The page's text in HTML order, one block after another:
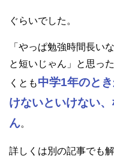
ぐらいでした。
「やっぱ勉強時間長い
と短いじゃん」と思っ
くとも中学1年のと
けないといけない
ん。
詳しくは別の記事でも